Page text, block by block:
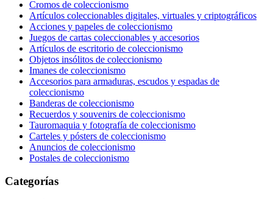
Cromos de coleccionismo
Artículos coleccionables digitales, virtuales y criptográficos
Acciones y papeles de coleccionismo
Juegos de cartas coleccionables y accesorios
Artículos de escritorio de coleccionismo
Objetos insólitos de coleccionismo
Imanes de coleccionismo
Accesorios para armaduras, escudos y espadas de
coleccionismo
Banderas de coleccionismo
Recuerdos y souvenirs de coleccionismo
Tauromaquia y fotografía de coleccionismo
Carteles y pósters de coleccionismo
Anuncios de coleccionismo
Postales de coleccionismo
Categorías